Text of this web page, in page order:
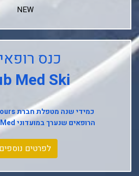
NEW
Les Arcs Panorama
Med L'alpe D'huez
Med La Rosiere
Med Tignes
Med Seychelles
כנס
Med Ski
כמידי שנה מטפלת חברת
הרופאים שנערך במועדוני
לפרטים נוספים